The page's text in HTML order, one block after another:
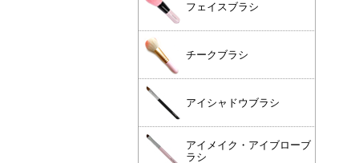
フェイスブラシ
チークブラシ
アイシャドウブラシ
アイメイク・アイブローブ
ラシ